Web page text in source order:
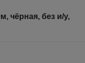
чёрная, без и/у,